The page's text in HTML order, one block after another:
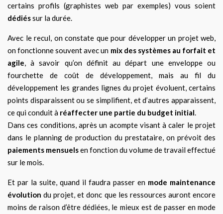
certains profils (graphistes web par exemples) vous soient
dédiéssur la durée.
Avec le recul, on constate que pour développer un projet web,
on fonctionne souvent avec un mix des systèmes au forfait et
agile , à savoir qu’on définit au départ une enveloppe ou
fourchette de coût de développement, mais au fil du
développement les grandes lignes du projet évoluent, certains
points disparaissent ou se simplifient, et d’autres apparaissent,
ce qui conduit à réaffecter une partie du budget initial
Dans ces conditions, après un acompte visant à caler le projet
dans le planning de production du prestataire, on prévoit des
paiements mensuelsen fonction du volume de travail effectué
sur le mois.
Et par la suite, quand il faudra passer en mode maintenance
évolution du projet, et donc que les ressources auront encore
moins de raison d’être dédiées, le mieux est de passer en mode